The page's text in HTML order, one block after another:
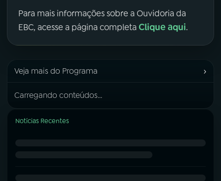
Para mais informações sobre a Ouvidoria da
EBC, acesse a página completa Clique aqui.
Veja mais do Programa ›
Carregando conteúdos...
Notícias Recentes